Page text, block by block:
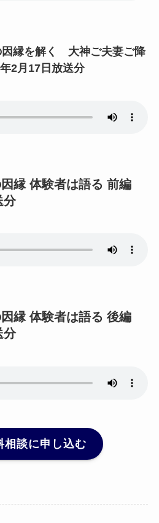
因縁を解く 大神ご夫妻ご降
2月17日放送分
因縁 体験者は語る 前編
分
因縁 体験者は語る 後編
分
相談に申し込む